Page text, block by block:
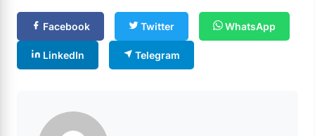
Facebook Twitter WhatsApp
LinkedIn Telegram